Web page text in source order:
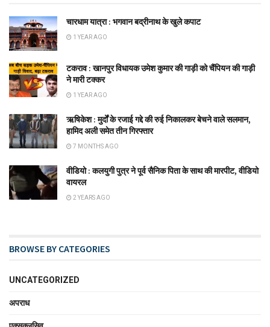
चारधाम यात्रा : भगवान बद्रीनाथ के खुले कपाट
1 YEAR AGO
टकराव : खानपुर विधायक उमेश कुमार की गाड़ी को चैंपियन की गाड़ी
ने मारी टक्कर
1 YEAR AGO
ऋषिकेश : मुर्दों के रजाई गद्दे की रुई निकालकर बेचने वाले सलमान,
हामिद अली समेत तीन गिरफ्तार
7 MONTHS AGO
वीडियो : कलयुगी पुत्र ने पूर्व सैनिक पिता के साथ की मारपीट, वीडियो
वायरल
2 YEARS AGO
BROWSE BY CATEGORIES
UNCATEGORIZED
अपराध